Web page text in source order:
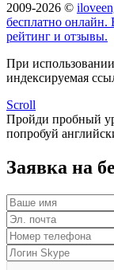
2009-2026 ©
бесплатно онлайн.
рейтинг и отзывы.
При
индексируемая
Scroll
Пройди пробный
попробуй
Заявка на